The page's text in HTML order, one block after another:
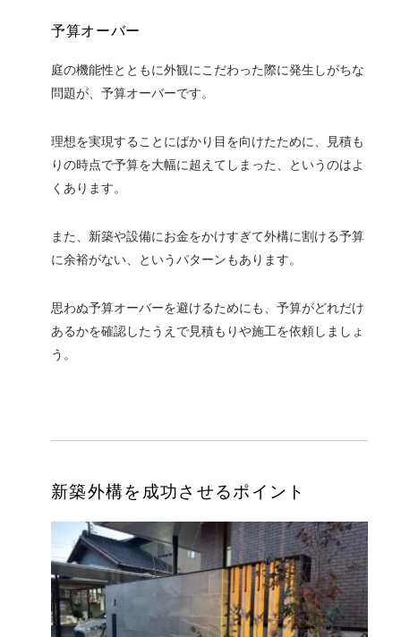
予算オーバー
庭の機能性とともに外観にこだわった際に発生しがちな
問題が、予算オーバーです。
理想を実現することにばかり目を向けたために、見積も
りの時点で予算を大幅に超えてしまった、というのはよ
くあります。
また、新築や設備にお金をかけすぎて外構に割ける予算
に余裕がない、というパターンもあります。
思わぬ予算オーバーを避けるためにも、予算がどれだけ
あるかを確認したうえで見積もりや施工を依頼しましょ
う。
新築外構を成功させるポイント